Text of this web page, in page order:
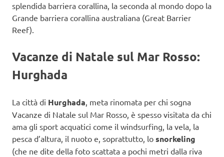
splendida barriera corallina, la seconda al mondo dopo la
Grande barriera corallina australiana (Great Barrier
Reef).
Vacanze di Natale sul Mar Rosso:
Hurghada
La città di Hurghada, meta rinomata per chi sogna
Vacanze di Natale sul Mar Rosso, è spesso visitata da chi
ama gli sport acquatici come il windsurfing, la vela, la
pesca d’altura, il nuoto e, soprattutto, lo snorkeling
(che ne dite della foto scattata a pochi metri dalla riva